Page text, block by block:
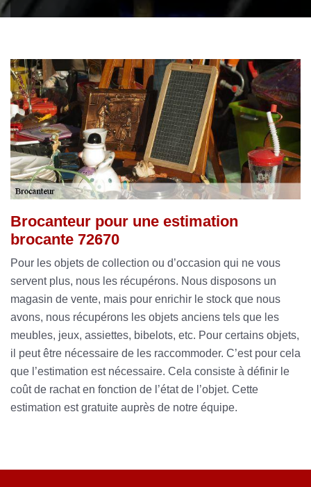
Brocanteur pour une estimation
brocante 72670
Pour les objets de collection ou d’occasion qui ne vous
servent plus, nous les récupérons. Nous disposons un
magasin de vente, mais pour enrichir le stock que nous
avons, nous récupérons les objets anciens tels que les
meubles, jeux, assiettes, bibelots, etc. Pour certains objets,
il peut être nécessaire de les raccommoder. C’est pour cela
que l’estimation est nécessaire. Cela consiste à définir le
coût de rachat en fonction de l’état de l’objet. Cette
estimation est gratuite auprès de notre équipe.